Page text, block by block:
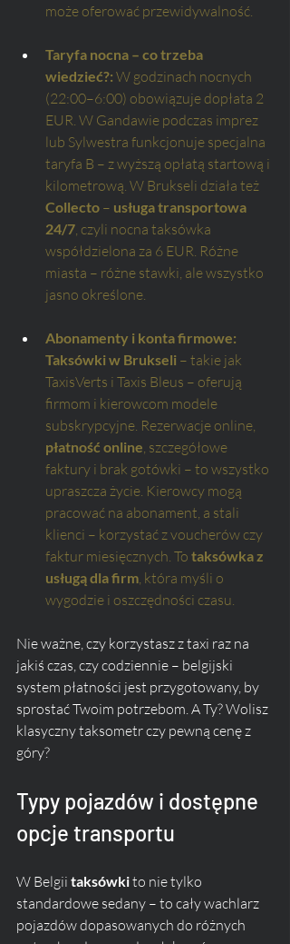
może oferować przewidywalność.
Taryfa nocna – co trzeba
wiedzieć?: W godzinach nocnych
(22:00–6:00) obowiązuje dopłata 2
EUR. W Gandawie podczas imprez
lub Sylwestra funkcjonuje specjalna
taryfa B – z wyższą opłatą startową i
kilometrową. W Brukseli działa też
Collecto – usługa transportowa
24/7, czyli nocna taksówka
współdzielona za 6 EUR. Różne
miasta – różne stawki, ale wszystko
jasno określone.
Abonamenty i konta firmowe:
Taksówki w Brukseli – takie jak
TaxisVerts i Taxis Bleus – oferują
firmom i kierowcom modele
subskrypcyjne. Rezerwacje online,
płatność online, szczegółowe
faktury i brak gotówki – to wszystko
upraszcza życie. Kierowcy mogą
pracować na abonament, a stali
klienci – korzystać z voucherów czy
faktur miesięcznych. To taksówka z
usługą dla firm, która myśli o
wygodzie i oszczędności czasu.
Nie ważne, czy korzystasz z taxi raz na
jakiś czas, czy codziennie – belgijski
system płatności jest przygotowany, by
sprostać Twoim potrzebom. A Ty? Wolisz
klasyczny taksometr czy pewną cenę z
góry?
Typy pojazdów i dostępne
opcje transportu
W Belgii taksówki to nie tylko
standardowe sedany – to cały wachlarz
pojazdów dopasowanych do różnych